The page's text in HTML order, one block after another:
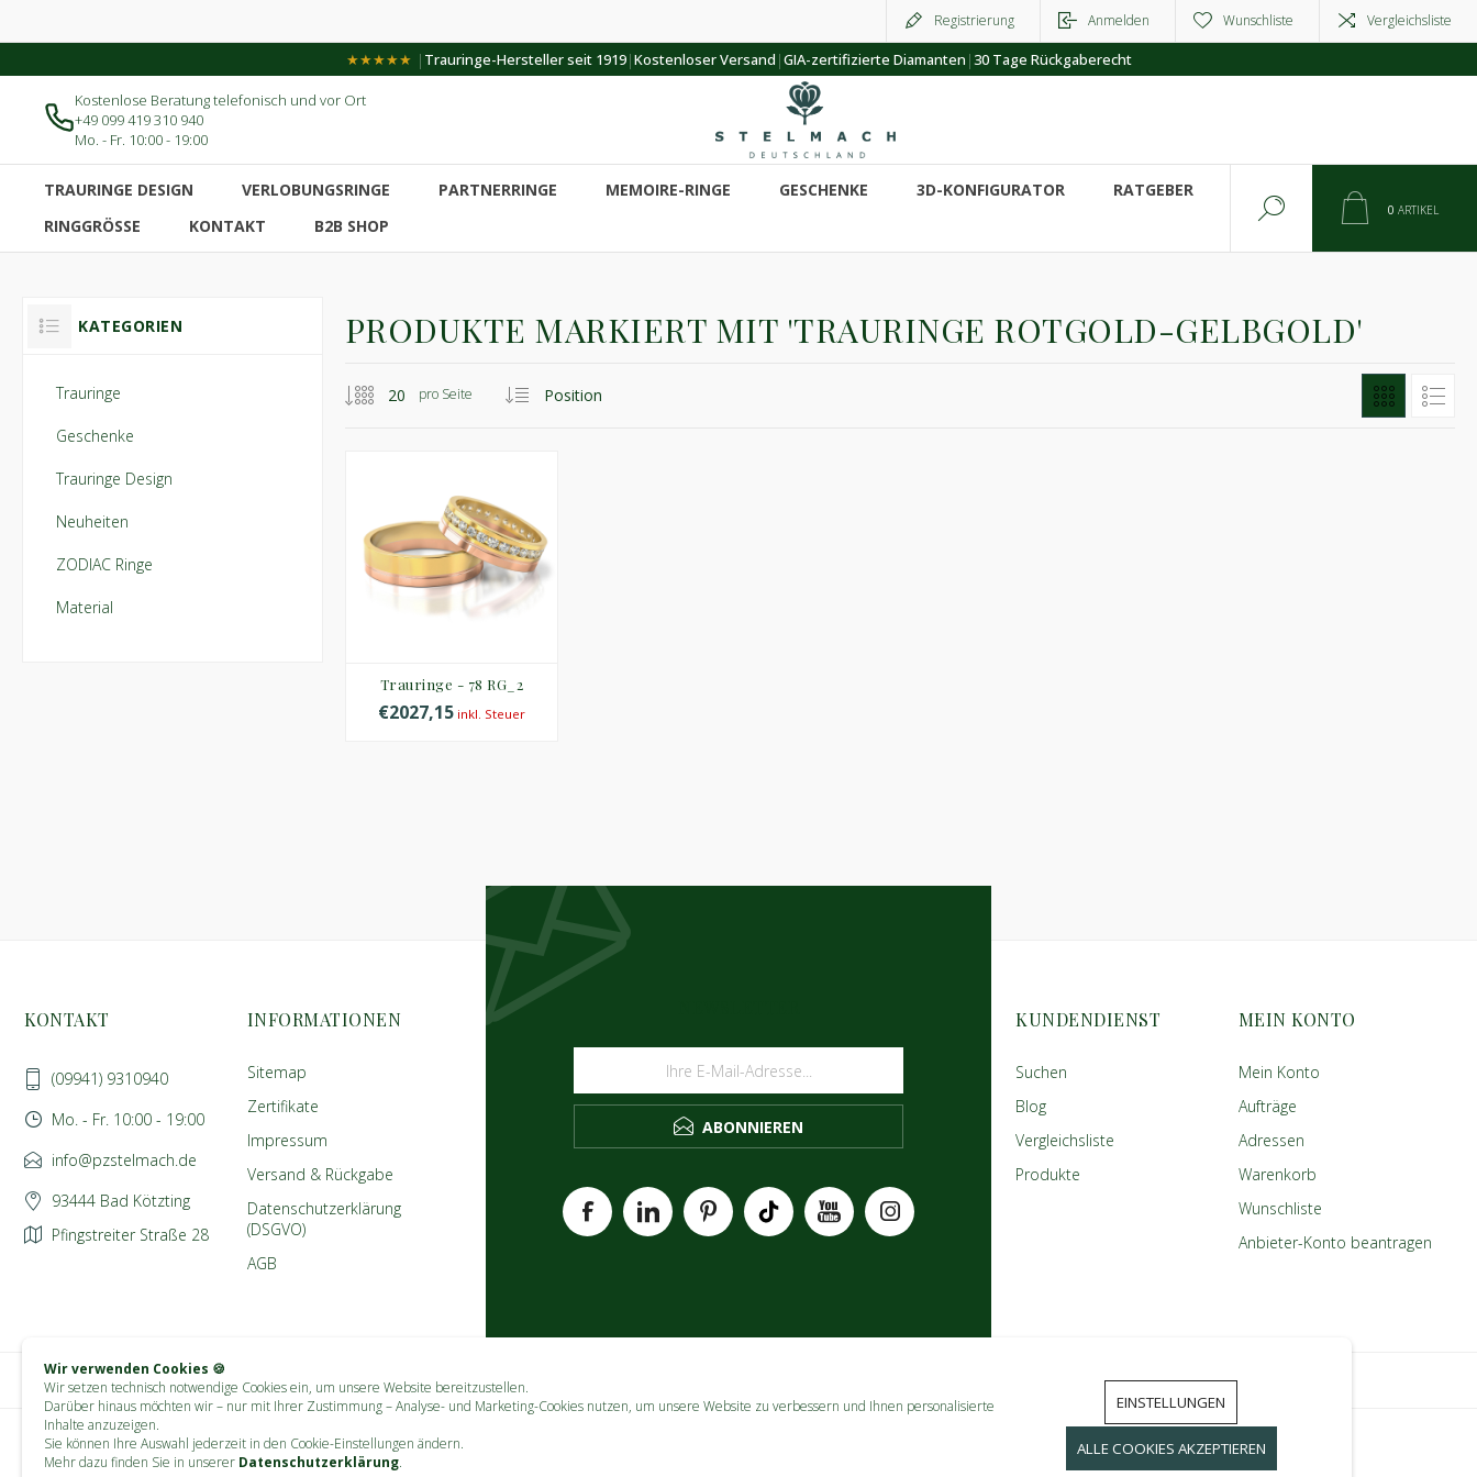
Registrierung Anmelden Wunschliste Vergleichsliste
★★★★★ | Trauringe-Hersteller seit 1919|Kostenloser Versand |GIA-zertifizierte Diamanten |30 Tage Rückgaberecht
Kostenlose Beratung telefonisch und vor Ort
+49 099 419 310 940
Mo. - Fr. 10:00 - 19:00
TRAURINGE DESIGN VERLOBUNGSRINGE PARTNERRINGE MEMOIRE-RINGE GESCHENKE 3D-KONFIGURATOR
RATGEBER
RINGGRÖSSE
KONTAKT B2B SHOP
0 ARTIKEL
PRODUKTE MARKIERT MIT 'TRAURINGE ROTGOLD-GELBGOLD'
pro Seite
Trauringe - 78 RG_2
€2027,15inkl. Steuer
KATEGORIEN
Trauringe
Geschenke
Trauringe Design
Neuheiten
ZODIAC Ringe
Material
Wir verwenden Cookies 🍪
Wir setzen technisch notwendige Cookies ein, um unsere Website bereitzustellen.
Darüber hinaus möchten wir – nur mit Ihrer Zustimmung – Analyse- und Marketing-Cookies nutzen, um unsere Website zu verbessern und Ihnen personalisierte
Inhalte anzuzeigen.
Sie können Ihre Auswahl jederzeit in den Cookie-Einstellungen ändern.
Mehr dazu finden Sie in unserer Datenschutzerklärung.
EINSTELLUNGEN
ALLE COOKIES AKZEPTIEREN
ABONNIEREN
KONTAKT
(09941) 9310940
Mo. - Fr. 10:00 - 19:00
info@pzstelmach.de
93444 Bad Kötzting
Pfingstreiter Straße 28
INFORMATIONEN
Sitemap
Zertifikate
Impressum
Versand & Rückgabe
Datenschutzerklärung
(DSGVO)
AGB
KUNDENDIENST
Suchen
Blog
Vergleichsliste
Produkte
MEIN KONTO
Mein Konto
Aufträge
Adressen
Warenkorb
Wunschliste
Anbieter-Konto beantragen